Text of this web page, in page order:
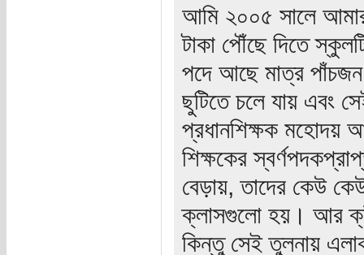
আমি ২০০৫ সালে আমার
টাকা পৌঁছে দিতে
পদে আছে মাত্র
ছুটিতে চলে যায় এবং
প্রধানশিক্ষক মহোদয়
শিক্ষকের
বেড়ায়, তাদের কেউ
ক্লাসগুলো হয়। আর
কিন্তু সেই তুলনায়